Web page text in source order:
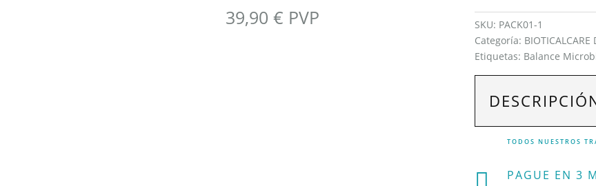
39,90€ PVP SKU: PACK01-1
Categoría: BIOTICALCARE
Etiquetas: Balance
TODOS NUESTROS
PAGUE EN 3